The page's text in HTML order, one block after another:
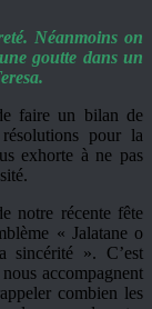
Néanmoins on
goutte dans un
faire un bilan de
pour la
exhorte à ne pas
notre récente fête
« Jalatane o
sincérité ». C’est
accompagnent
combien les